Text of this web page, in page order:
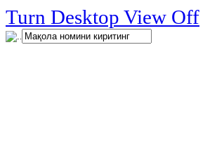
Turn Desktop View Off
.